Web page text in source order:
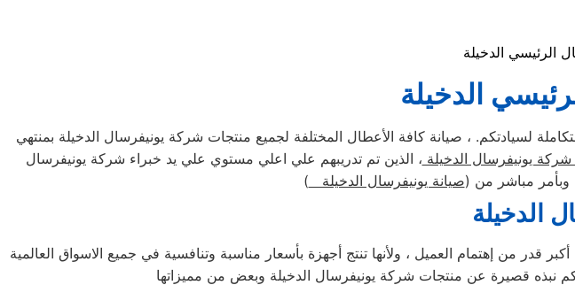
الرئيسي الدخيلة
الدخيلة
لسيادتكم. ، صيانة كافة الأعطال المختلفة لجميع منتجات شركة يونيفرسال الدخيلة بمنتهي
شركة يونيفرسال الدخيلة ، الذين تم تدريبهم علي اعلي مستوي علي يد خبراء شركة يونيفرسال
وبأمر مباشر من (صيانة يونيفرسال الدخيلة
الدخيلة
قدر من إهتمام العميل ، ولأنها تنتج أجهزة بأسعار مناسبة وتنافسية في جميع الاسواق العالمية